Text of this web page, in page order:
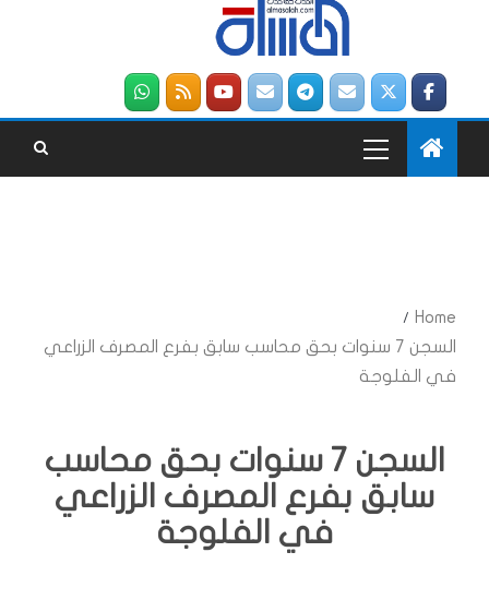
Home
السجن 7 سنوات بحق محاسب سابق بفرع المصرف الزراعي
في الفلوجة
السجن 7 سنوات بحق محاسب
سابق بفرع المصرف الزراعي
في الفلوجة